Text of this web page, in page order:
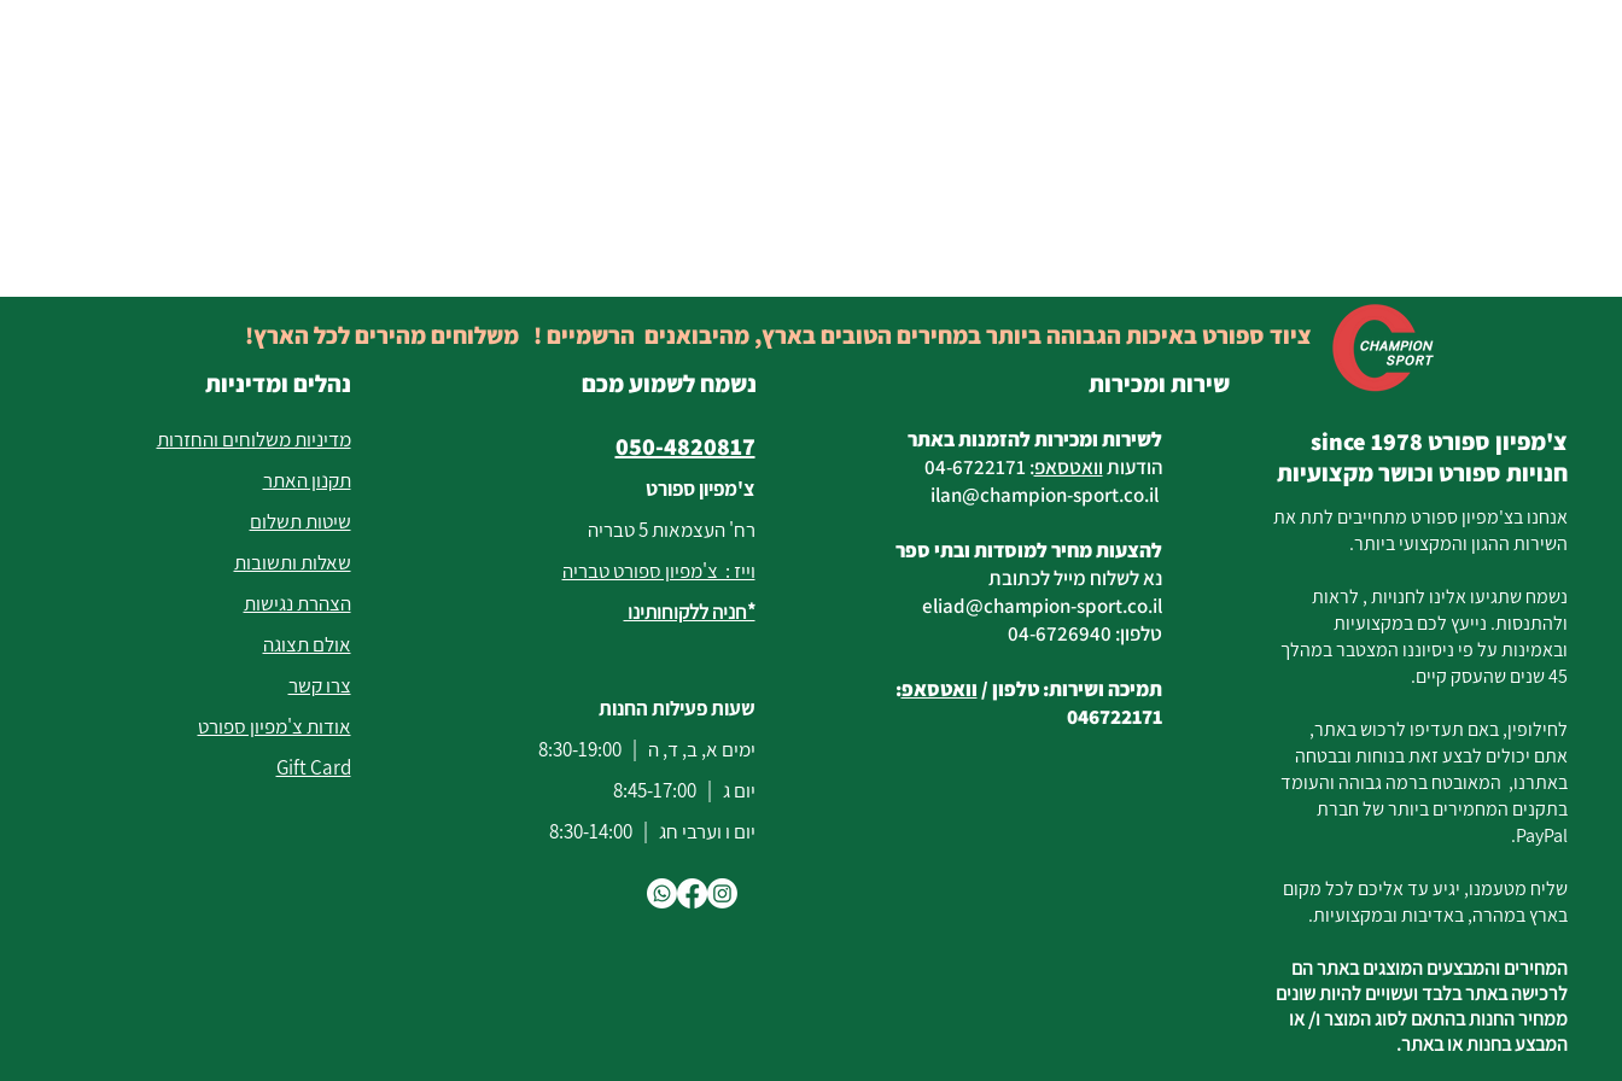
נהלים ומדיניות
מדיניות משלוחים והחזרות
תקנון האתר
שיטות תשלום
שאלות ותשובות
הצהרת נגישות
אולם תצוגה
צרו קשר
אודות צ'מפיון ספורט
Gift Card
נשמח לשמוע מכם
050-4820817
צ'מפיון ספורט
רח' העצמאות 5 טבריה
וייז : צ'מפיון ספורט טבריה
*חניה ללקוחותינו
שעות פעילות החנות
ימים א, ב, ד, ה | 8:30-19:00
יום ג | 8:45-17:00
יום ו וערבי חג | 8:30-14:00
לשירות ומכירות להזמנות באתר
הודעותוואטסאפ:
04-6722171
ilan
@champion-sport.co.il
להצעות מחיר למוסדות ובתי ספר
נא לשלוח מייל לכתובת
eliad@champion-sport.co.il
טלפון: 04-6726940
תמיכה ושירות: טלפון /וואטסאפ:
046722171
צ'מפיון ספורט since 1978
חנויות ספורט וכושר מקצועיות
אנחנו בצ'מפיון ספורט מתחייבים לתת את
השירות ההגון והמקצועי ביותר.
נשמח שתגיעו אלינו לחנויות , לראות
ולהתנסות. נייעץ לכם במקצועיות
ובאמינות על פי ניסיוננו המצטבר במהלך
45 שנים שהעסק קיים.
לחילופין, באם תעדיפו לרכוש באתר,
אתם יכולים לבצע זאת בנוחות ובבטחה
באתרנו, המאובטח ברמה גבוהה והעומד
בתקנים המחמירים ביותר של חברת
PayPal.
שליח מטעמנו, יגיע עד אליכם לכל מקום
בארץ במהרה, באדיבות ובמקצועיות.
המחירים והמבצעים המוצגים באתר הם
לרכישה באתר בלבד ועשויים להיות שונים
ממחיר החנות בהתאם לסוג המוצר ו/ או
המבצע בחנות או באתר.
שירות ומכירות
ציוד ספורט באיכות הגבוהה ביותר במחירים הטובים בארץ, מהיבואנים הרשמיים ! משלוחים מהירים לכל הארץ!